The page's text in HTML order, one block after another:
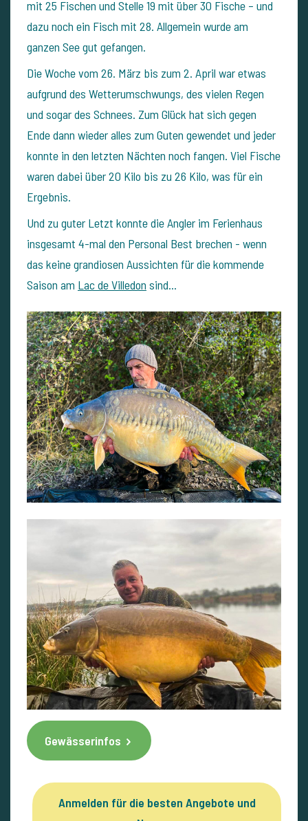
mit 25 Fischen und Stelle 19 mit über 30 Fische – und
dazu noch ein Fisch mit 28. Allgemein wurde am
ganzen See gut gefangen.
Die Woche vom 26. März bis zum 2. April war etwas
aufgrund des Wetterumschwungs, des vielen Regen
und sogar des Schnees. Zum Glück hat sich gegen
Ende dann wieder alles zum Guten gewendet und jeder
konnte in den letzten Nächten noch fangen. Viel Fische
waren dabei über 20 Kilo bis zu 26 Kilo, was für ein
Ergebnis.
Und zu guter Letzt konnte die Angler im Ferienhaus
insgesamt 4-mal den Personal Best brechen - wenn
das keine grandiosen Aussichten für die kommende
Saison am Lac de Villedon sind...
Gewässerinfos
Anmelden für die besten Angebote und